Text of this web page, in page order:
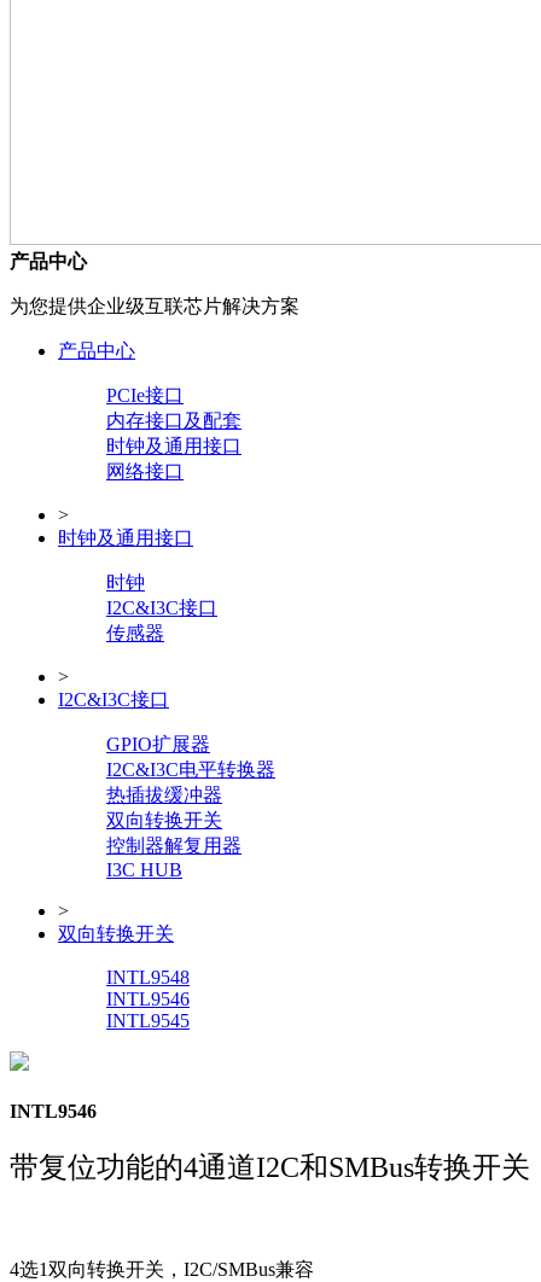
产品中心
为您提供企业级互联芯片解决方案
产品中心
PCIe接口
内存接口及配套
时钟及通用接口
网络接口
>
时钟及通用接口
时钟
I2C&I3C接口
传感器
>
I2C&I3C接口
GPIO扩展器
I2C&I3C电平转换器
热插拔缓冲器
双向转换开关
控制器解复用器
I3C HUB
>
双向转换开关
INTL9548
INTL9546
INTL9545
INTL9546
带复位功能的4通道I2C和SMBus转换开关
4选1双向转换开关，I2C/SMBus兼容